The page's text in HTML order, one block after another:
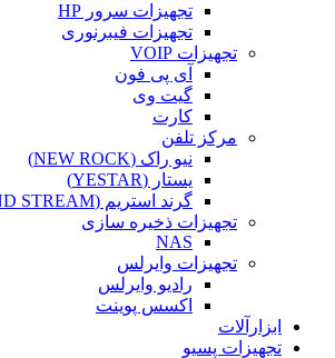
تجهیزات سرور HP
تجهیزات فیبرنوری
تجهیزات VOIP
آی پی فون
گیت وی
کارت
مرکز تلفن
نیو راک (NEW ROCK)
یستار (YESTAR)
گرند استریم (GRAND STREAM)
تجهیزات ذخیره سازی
NAS
تجهیزات وایرلس
رادیو وایرلس
اکسس پوینت
ابزارآلات
تجهیزات پسیو